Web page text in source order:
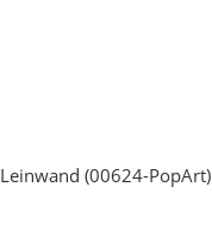
Leinwand (00624-PopArt)